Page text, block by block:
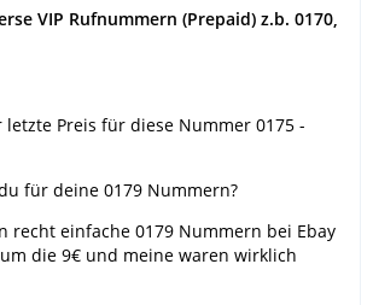
VIP Rufnummern (Prepaid) z.b. 0170,
Preis für diese Nummer 0175 -
für deine 0179 Nummern?
recht einfache 0179 Nummern bei Ebay
die 9€ und meine waren wirklich